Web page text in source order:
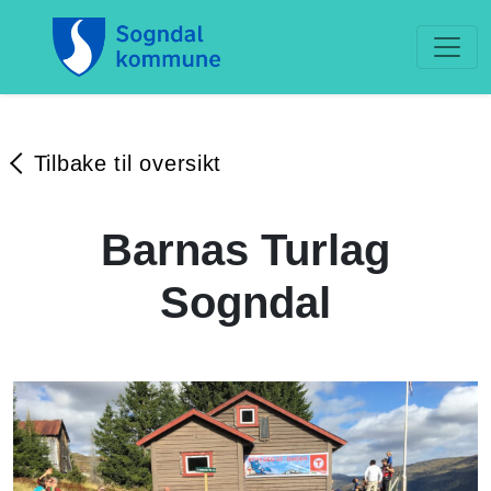
Tilbake til oversikt
Barnas Turlag
Sogndal